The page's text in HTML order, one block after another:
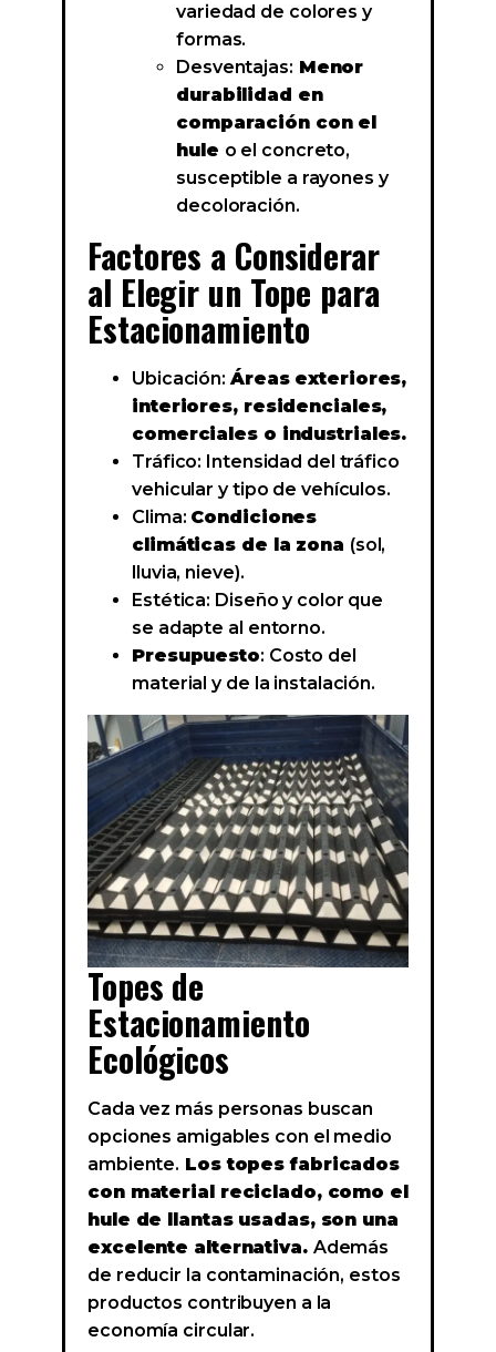
variedad de colores y
formas.
Desventajas: Menor
durabilidad en
comparación con el
hule o el concreto,
susceptible a rayones y
decoloración.
Factores a Considerar
al Elegir un Tope para
Estacionamiento
Ubicación:Áreas exteriores,
interiores, residenciales,
comerciales o industriales.
Tráfico: Intensidad del tráfico
vehicular y tipo de vehículos.
Clima: Condiciones
climáticas de la zona (sol,
lluvia, nieve).
Estética: Diseño y color que
se adapte al entorno.
Presupuesto: Costo del
material y de la instalación.
Topes de
Estacionamiento
Ecológicos
Cada vez más personas buscan
opciones amigables con el medio
ambiente. Los topes fabricados
con material reciclado, como el
hule de llantas usadas, son una
excelente alternativa. Además
de reducir la contaminación, estos
productos contribuyen a la
economía circular.